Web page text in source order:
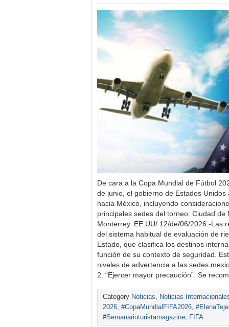
De cara a la Copa Mundial de Fútbol
de junio, el gobierno de Estados
hacia México, incluyendo
principales sedes del torneo: Ciudad de
Monterrey. EE.UU/ 12/de/06/2026.-Las
del sistema habitual de evaluación de
Estado, que clasifica los destinos
función de su contexto de seguridad.
niveles de advertencia a las sedes
2: “Ejercer mayor precaución”. Se
Category Noticias, Noticias
2026, #CopaMundialFIFA2026,
#Semanarioturistamagazine, FIFA